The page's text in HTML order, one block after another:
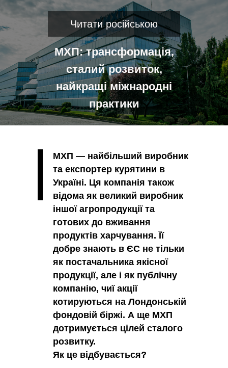
МХП: трансформація,
сталий розвиток,
найкращі міжнародні
практики
Читати російською
МХП — найбільший виробник
та експортер курятини в
Україні. Ця компанія також
відома як великий виробник
іншої агропродукції та
готових до вживання
продуктів харчування. Її
добре знають в ЄС не тільки
як постачальника якісної
продукції, але і як публічну
компанію, чиї акції
котируються на Лондонській
фондовій біржі. А ще МХП
дотримується цілей сталого
розвитку.
Як це відбувається?